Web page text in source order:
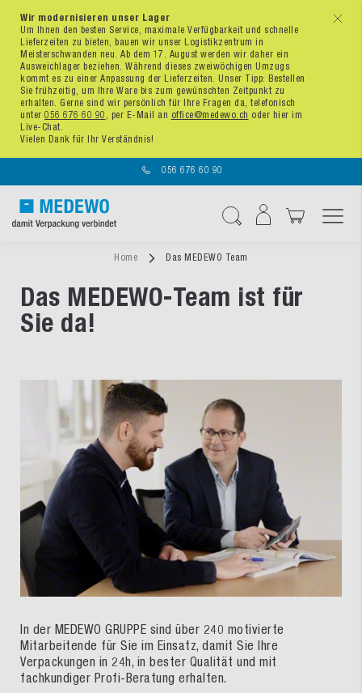
x
Wir modernisieren unser Lager
Um Ihnen den besten Service, maximale Verfügbarkeit und schnelle
Lieferzeiten zu bieten, bauen wir unser Logistikzentrum in
Meisterschwanden neu. Ab dem 17. August werden wir daher ein
Ausweichlager beziehen. Während dieses zweiwöchigen Umzugs
kommt es zu einer Anpassung der Lieferzeiten. Unser Tipp: Bestellen
Sie frühzeitig, um Ihre Ware bis zum gewünschten Zeitpunkt zu
erhalten. Gerne sind wir persönlich für Ihre Fragen da, telefonisch
unter 056 676 60 90 , per E-Mail an office@medewo.ch oder hier im
Live-Chat.
Vielen Dank für Ihr Verständnis!
056 676 60 90
Home Das MEDEWO Team
Das MEDEWO-Team ist für
Sie da!
In der MEDEWO GRUPPE sind über 240 motivierte
Mitarbeitende für Sie im Einsatz, damit Sie Ihre
Verpackungen in 24h, in bester Qualität und mit
fachkundiger Profi-Beratung erhalten.